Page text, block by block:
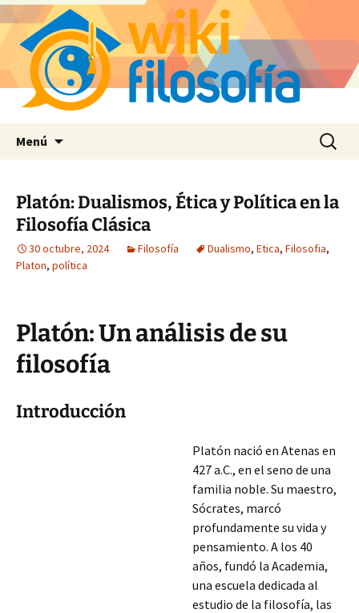
Menú Buscar:
Platón: Dualismos, Ética y Política en la
Filosofía Clásica
30 octubre, 2024 Filosofía Dualismo, Etica, Filosofia,
Platon, política
Platón: Un análisis de su
filosofía
Introducción
Platón nació en Atenas en
427 a.C., en el seno de una
familia noble. Su maestro,
Sócrates, marcó
profundamente su vida y
pensamiento. A los 40
años, fundó la Academia,
una escuela dedicada al
estudio de la filosofía, las